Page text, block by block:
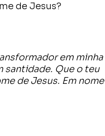
de Jesus?
em minha
santidade. Que o teu
de Jesus. Em nome